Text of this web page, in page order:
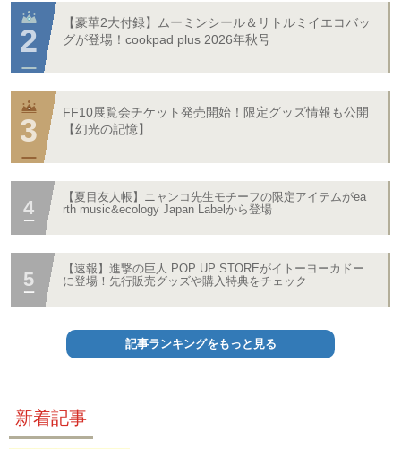
【豪華2大付録】ムーミンシール＆リトルミイエコバッ
グが登場！cookpad plus 2026年秋号
FF10展覧会チケット発売開始！限定グッズ情報も公開
【幻光の記憶】
【夏目友人帳】ニャンコ先生モチーフの限定アイテムがea
rth music&ecology Japan Labelから登場
【速報】進撃の巨人 POP UP STOREがイトーヨーカドー
に登場！先行販売グッズや購入特典をチェック
記事ランキングをもっと見る
新着記事